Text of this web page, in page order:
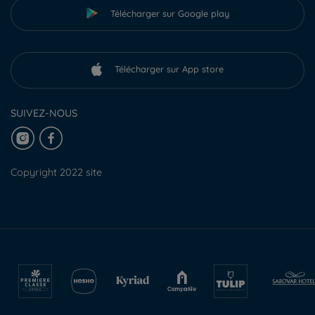
Télécharger sur Google play
Télécharger sur App store
SUIVEZ-NOUS
Copyright 2022 site